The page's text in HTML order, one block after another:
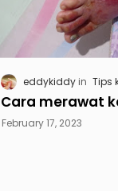
eddykiddy Tips
Cara merawat
February 17, 2023